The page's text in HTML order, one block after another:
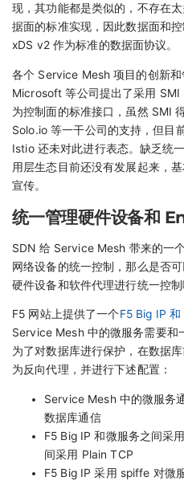
现，其功能都是类似的，不存在
据面的标准实现，因此数据面和
xDS v2 作为标准的数据面协议。
各个 Service Mesh 项目的创新和
Microsoft 等公司提出了采用
为控制面的标准接口，虽然 SMI
Solo.io 等一干公司的支持，但目
Istio 还未对此进行表态。缺乏统
用层生态目前还没有发展起来，
宣传。
统一管理硬件设备和
SDN 给 Service Mesh 带来的一
网络设备的统一控制，那么是否
硬件设备和软件代理进行统一控制
F5 网站上提供了一个F5 Big IP
Service Mesh 中的微服务需要和
为了对数据库进行保护，在数据
为反向代理，并进行下述配置：
Service Mesh 中的微服务
数据库通信
F5 Big IP 和微服务之间采
间采用 Plain TCP
F5 Big IP 采用 spiffe 对微